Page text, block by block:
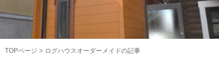
TOPページ > ログハウスオーダーメイドの記事